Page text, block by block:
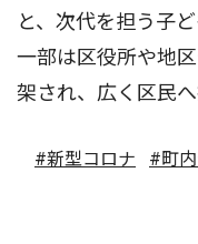
と、次代を担う子
一部は区役所や地
架され、広く区民
#新型コロナ #町